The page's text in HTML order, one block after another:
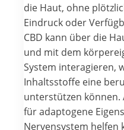
die Haut, ohne
Eindruck oder
CBD kann über die
und mit dem
System interagieren,
Inhaltsstoffe eine
unterstützen können.
für adaptogene
Nervensystem helfen